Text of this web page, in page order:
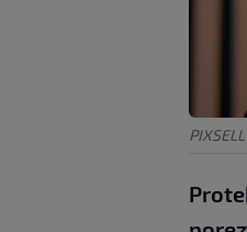
PIXSELL